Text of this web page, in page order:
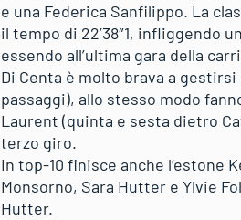
e una Federica Sanfilippo. La
il tempo di 22’38″1, infliggendo
essendo all’ultima gara della
Di Centa è molto brava a gestirsi
passaggi), allo stesso modo
Laurent (quinta e sesta dietro
terzo giro.
In top-10 finisce anche l’estone
Monsorno, Sara Hutter e Ylvie
Hutter.